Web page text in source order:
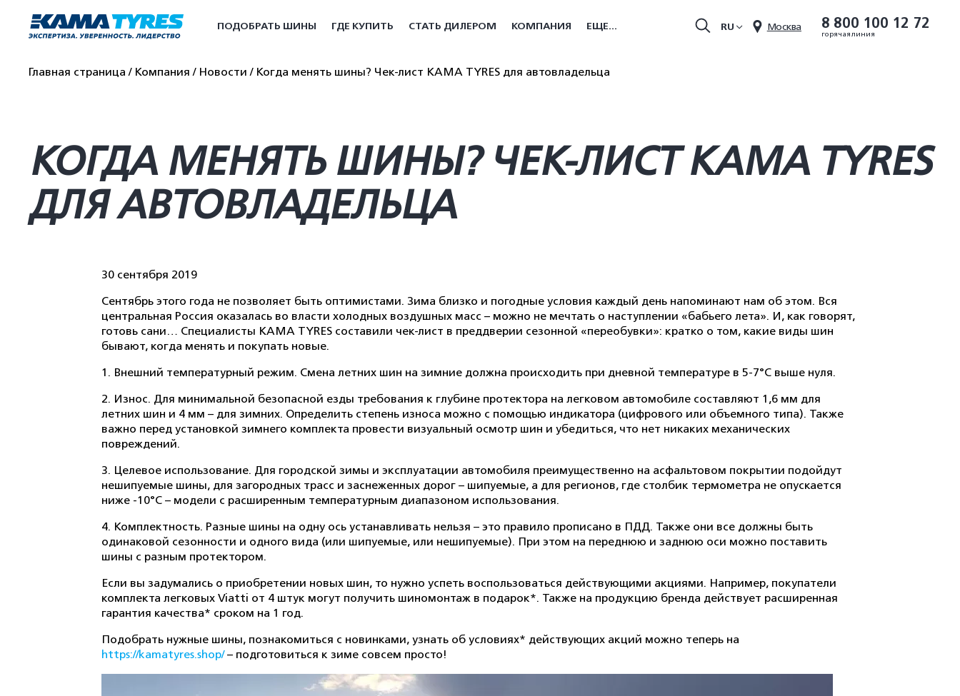
8 800 100 12 72
горячая линия
Москва
RU
ПОДОБРАТЬ ШИНЫ ГДЕ КУПИТЬ СТАТЬ ДИЛЕРОМ КОМПАНИЯ ЕЩЕ...
Главная страница Компания Новости Когда менять шины? Чек-лист KAMA TYRES для автовладельца
КОГДА МЕНЯТЬ ШИНЫ? ЧЕК-ЛИСТ KAMA TYRES
ДЛЯ АВТОВЛАДЕЛЬЦА
30 сентября 2019
Сентябрь этого года не позволяет быть оптимистами. Зима близко и погодные условия каждый день напоминают нам об этом. Вся
центральная Россия оказалась во власти холодных воздушных масс – можно не мечтать о наступлении «бабьего лета». И, как говорят,
готовь сани… Специалисты KAMA TYRES составили чек-лист в преддверии сезонной «переобувки»: кратко о том, какие виды шин
бывают, когда менять и покупать новые.
1. Внешний температурный режим. Смена летних шин на зимние должна происходить при дневной температуре в 5-7°C выше нуля.
2. Износ. Для минимальной безопасной езды требования к глубине протектора на легковом автомобиле составляют 1,6 мм для
летних шин и 4 мм – для зимних. Определить степень износа можно с помощью индикатора (цифрового или объемного типа). Также
важно перед установкой зимнего комплекта провести визуальный осмотр шин и убедиться, что нет никаких механических
повреждений.
3. Целевое использование. Для городской зимы и эксплуатации автомобиля преимущественно на асфальтовом покрытии подойдут
нешипуемые шины, для загородных трасс и заснеженных дорог – шипуемые, а для регионов, где столбик термометра не опускается
ниже -10°С – модели с расширенным температурным диапазоном использования.
4. Комплектность. Разные шины на одну ось устанавливать нельзя – это правило прописано в ПДД. Также они все должны быть
одинаковой сезонности и одного вида (или шипуемые, или нешипуемые). При этом на переднюю и заднюю оси можно поставить
шины с разным протектором.
Если вы задумались о приобретении новых шин, то нужно успеть воспользоваться действующими акциями. Например, покупатели
комплекта легковых Viatti от 4 штук могут получить шиномонтаж в подарок*. Также на продукцию бренда действует расширенная
гарантия качества* сроком на 1 год.
Подобрать нужные шины, познакомиться с новинками, узнать об условиях* действующих акций можно теперь на
https://kamatyres.shop/– подготовиться к зиме совсем просто!